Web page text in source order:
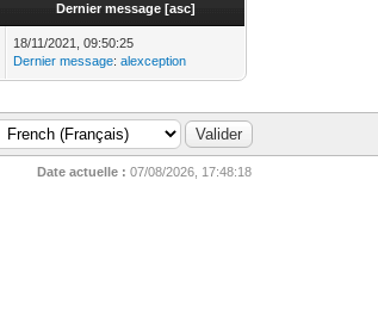
Dernier message [asc]
18/11/2021, 09:50:25
Dernier message:alexception
Date actuelle : 07/08/2026, 17:48:18